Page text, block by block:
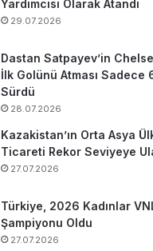
Yardımcısı Olarak Atandı
29.07.2026
Dastan Satpayev’in
İlk Golünü Atması Sadece
Sürdü
28.07.2026
Kazakistan’ın Orta Asya
Ticareti Rekor Seviyeye
27.07.2026
Türkiye, 2026 Kadınlar
Şampiyonu Oldu
27.07.2026